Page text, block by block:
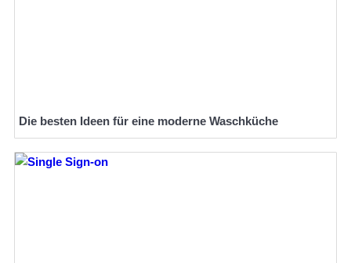
Die besten Ideen für eine moderne Waschküche